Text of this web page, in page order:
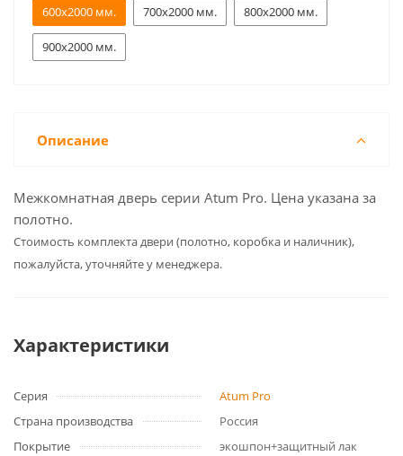
600x2000 мм.
700x2000 мм. 800x2000 мм.
900x2000 мм.
Описание
Межкомнатная дверь серии Atum Pro. Цена указана за
полотно.
Cтоимость комплекта двери (полотно, коробка и наличник),
пожалуйста, уточняйте у менеджера.
Характеристики
Серия
Atum Pro
Страна производства
Россия
Покрытие
экошпон+защитный лак